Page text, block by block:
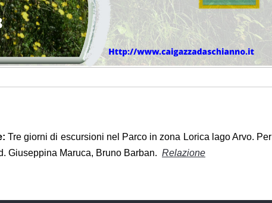
Tre giorni di escursioni nel Parco in zona Lorica lago Arvo. Per
Giuseppina Maruca, Bruno Barban. Relazione